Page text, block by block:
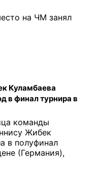
на ЧМ занял
Куламбаева
в финал турнира в
команды
Жибек
в полуфинал
(Германия),